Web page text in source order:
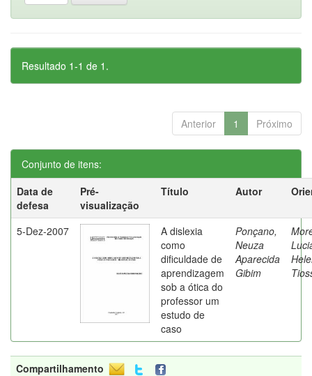
Resultado 1-1 de 1.
Anterior 1 Próximo
Conjunto de itens:
Data de
defesa
Pré-
visualização
Título Autor
5-Dez-2007
A dislexia
como
dificuldade de
aprendizagem
sob a ótica do
professor um
estudo de
caso
Ponçano,
Neuza
Aparecida
Gibim
Compartilhamento